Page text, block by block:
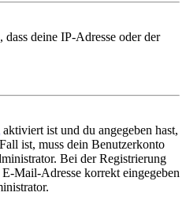
deine IP-Adresse oder der
aktiviert ist und du angegeben hast,
ist, muss dein Benutzerkonto
Bei der Registrierung
Mail-Adresse korrekt eingegeben